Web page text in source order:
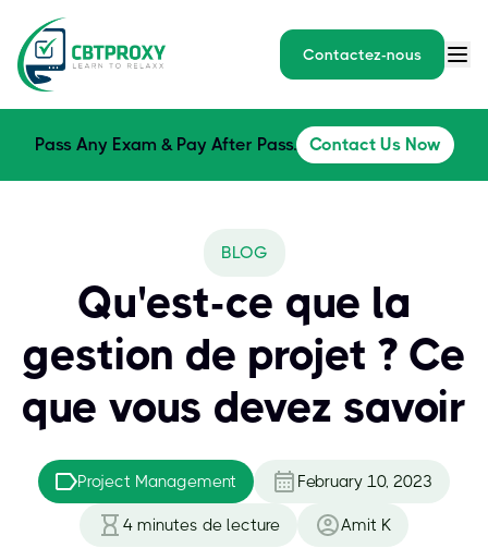
Contactez-nous
Pass Any Exam & Pay After Pass. Contact Us Now
BLOG
Qu'est-ce que la
gestion de projet ? Ce
que vous devez savoir
Project Management February 10, 2023
4 minutes de lecture Amit K